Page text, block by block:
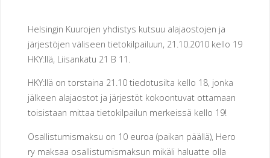
R
OJ
EN
U
R
Helsingin Kuurojen yhdistys kutsuu alajaostojen ja
järjestöjen väliseen tietokilpailuun, 21.10.2010 kello 19
HKY:llä, Liisankatu 21 B 11.
HKY:llä on torstaina 21.10 tiedotusilta kello 18, jonka
jälkeen alajaostot ja järjestöt kokoontuvat ottamaan
toisistaan mittaa tietokilpailun merkeissä kello 19!
Osallistumismaksu on 10 euroa (paikan päällä), Hero
ry maksaa osallistumismaksun mikäli haluatte olla